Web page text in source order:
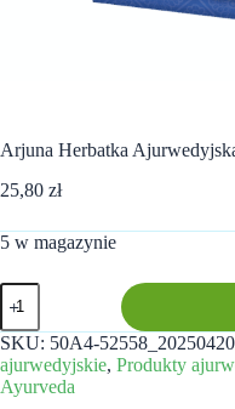
Arjuna Herbatka
25,80 zł
5 w magazynie
ilość
Arjuna
Herbatka
Ajurwedyjska
Czynność
serca
SKU: 50A4-
ajurwedyjskie, Produkty
Ayurveda